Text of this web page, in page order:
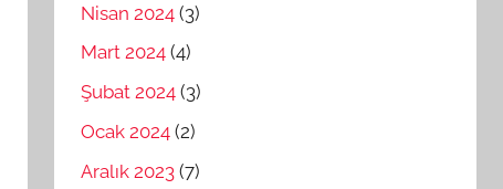
Nisan 2024 (3)
Mart 2024 (4)
Şubat 2024 (3)
Ocak 2024 (2)
Aralık 2023 (7)